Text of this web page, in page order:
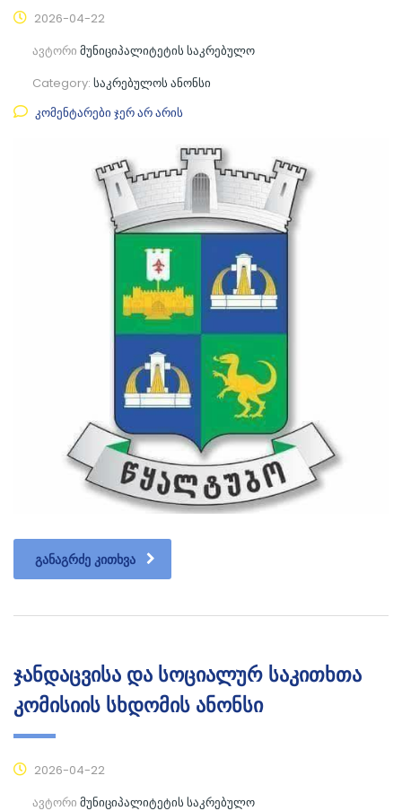
2026-04-22
ავტორი მუნიციპალიტეტის საკრებულო
Category: საკრებულოს ანონსი
კომენტარები ჯერ არ არის
ᲒᲐᲜᲐᲒᲠᲫᲔ ᲙᲘᲗᲮᲕᲐ
ჯანდაცვისა და სოციალურ საკითხთა
კომისიის სხდომის ანონსი
2026-04-22
ავტორი მუნიციპალიტეტის საკრებულო